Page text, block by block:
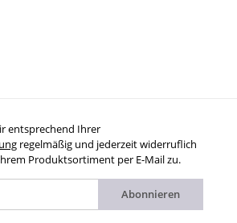
entsprechend Ihrer
regelmäßig und jederzeit widerruflich
Produktsortiment per E-Mail zu.
Abonnieren